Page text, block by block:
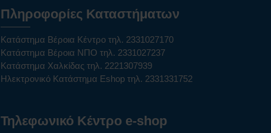
Πληροφορίες Καταστήματων
Κατάστημα Βέροια Κέντρο τηλ. 2331027170
Κατάστημα Βέροια ΝΠΟ τηλ. 2331027237
Κατάστημα Χαλκίδας τηλ. 2221307939
Ηλεκτρονικό Κατάστημα Eshop τηλ. 2331331752
Τηλεφωνικό Κέντρο e-shop